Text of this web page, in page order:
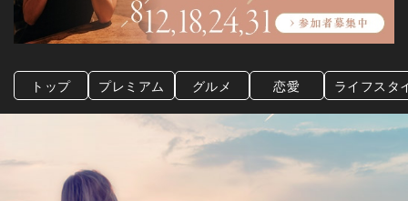
トップ プレミアム グルメ 恋愛 ライフスタ